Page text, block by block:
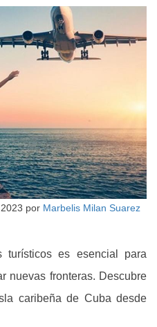
por Marbelis Milan Suarez
turísticos es esencial para
nuevas fronteras. Descubre
caribeña de Cuba desde